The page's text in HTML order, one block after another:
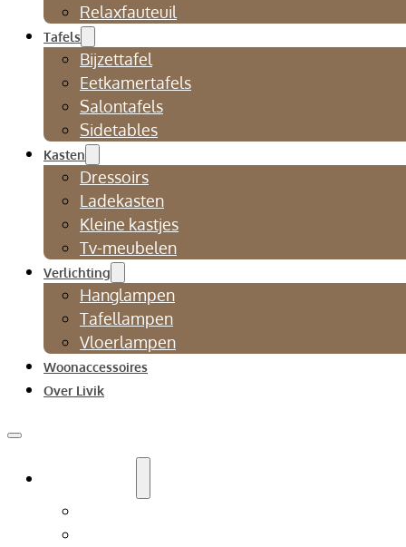
Relaxfauteuil
Tafels
Bijzettafel
Eetkamertafels
Salontafels
Sidetables
Kasten
Dressoirs
Ladekasten
Kleine kastjes
Tv-meubelen
Verlichting
Hanglampen
Tafellampen
Vloerlampen
Woonaccessoires
Over Livik